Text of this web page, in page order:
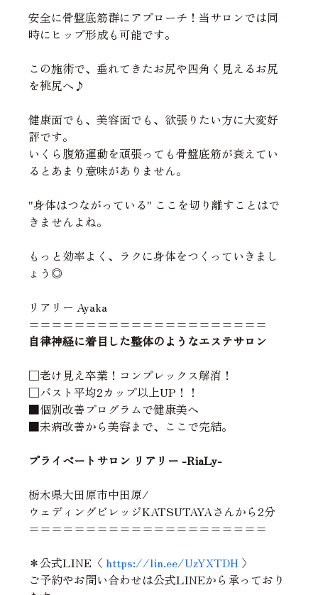
安全に骨盤底筋群にアプローチ！当サロンでは同
時にヒップ形成も可能です。
この施術で、垂れてきたお尻や四角く見えるお尻
を桃尻へ♪
健康面でも、美容面でも、欲張りたい方に大変好
評です。
いくら腹筋運動を頑張っても骨盤底筋が衰えてい
るとあまり意味がありません。
"身体はつながっている" ここを切り離すことはで
きませんよね。
もっと効率よく、ラクに身体をつくっていきまし
ょう◎
リアリー Ayaka
=====================
自律神経に着目した整体のようなエステサロン
□老け見え卒業！コンプレックス解消！
□バスト平均2カップ以上UP！！
■個別改善プログラムで健康美へ
■未病改善から美容まで、ここで完結。
プライベートサロン リアリー -RiaLy-
栃木県大田原市中田原/
ウェディングビレッジKATSUTAYAさんから2分
=====================
＊公式LINE〈 https://lin.ee/UzYXTDH 〉
ご予約やお問い合わせは公式LINEから承っており